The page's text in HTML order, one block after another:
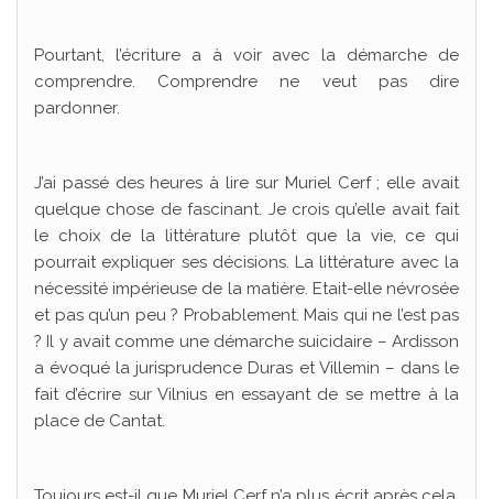
Pourtant, l’écriture a à voir avec la démarche de
comprendre. Comprendre ne veut pas dire
pardonner.
J’ai passé des heures à lire sur Muriel Cerf ; elle avait
quelque chose de fascinant. Je crois qu’elle avait fait
le choix de la littérature plutôt que la vie, ce qui
pourrait expliquer ses décisions. La littérature avec la
nécessité impérieuse de la matière. Etait-elle névrosée
et pas qu’un peu ? Probablement. Mais qui ne l’est pas
? Il y avait comme une démarche suicidaire – Ardisson
a évoqué la jurisprudence Duras et Villemin – dans le
fait d’écrire sur Vilnius en essayant de se mettre à la
place de Cantat.